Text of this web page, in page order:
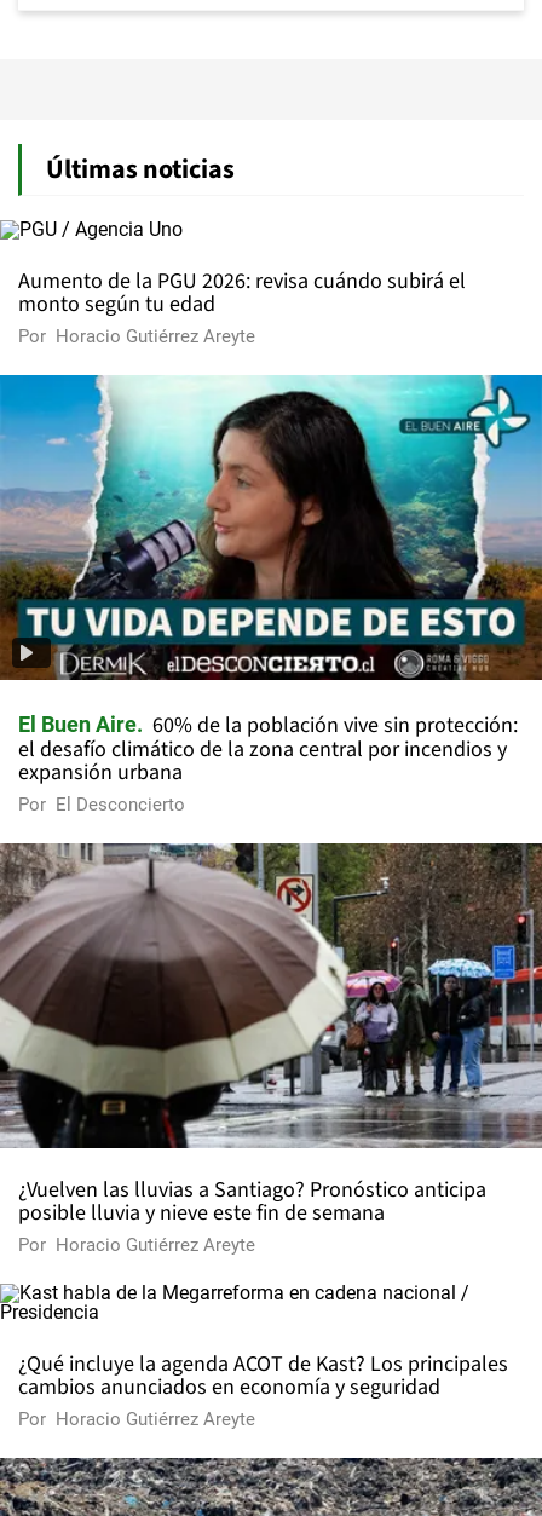
Últimas noticias
Aumento de la PGU 2026: revisa cuándo subirá el
monto según tu edad
Por Horacio Gutiérrez Areyte
El Buen Aire
60% de la población vive sin protección:
el desafío climático de la zona central por incendios y
expansión urbana
Por El Desconcierto
¿Vuelven las lluvias a Santiago? Pronóstico anticipa
posible lluvia y nieve este fin de semana
Por Horacio Gutiérrez Areyte
¿Qué incluye la agenda ACOT de Kast? Los principales
cambios anunciados en economía y seguridad
Por Horacio Gutiérrez Areyte